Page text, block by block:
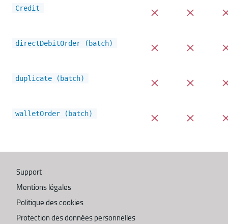
Credit
directDebitOrder (batch)
duplicate (batch)
walletOrder (batch)
Support
Mentions légales
Politique des cookies
Protection des données personnelles